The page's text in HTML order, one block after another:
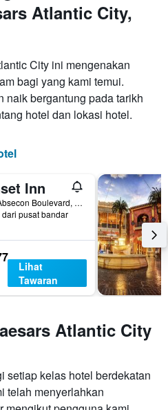
Atlantic City,
City ini mengenakan
bagi yang kami temui.
naik bergantung pada tarikh
hotel dan lokasi hotel.
Inn
1600 Absecon Boulevard, Atlantic City, NJ, Amerika Syarikat
dari pusat bandar
Lihat
Tawaran
Atlantic City
setiap kelas hotel berdekatan
telah menyerlahkan